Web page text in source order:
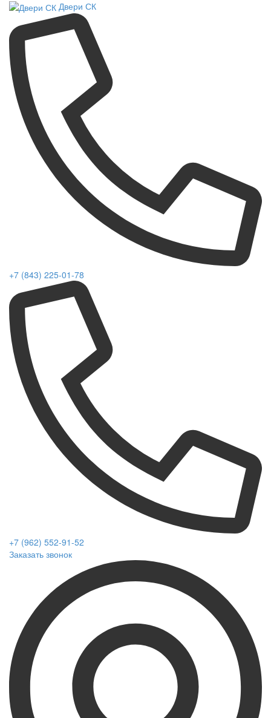
Двери СК
+7 (843) 225-01-78
+7 (962) 552-91-52
Заказать звонок